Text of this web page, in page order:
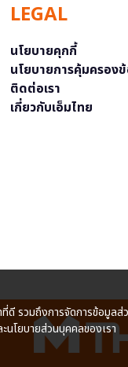
LEGAL
นโยบายคุกกี้
นโยบายการคุ้มครอง
ติดต่อเรา
เกี่ยวกับเอ็มไทย
ที่ดี รวมถึงการจัดการข้อมูล
นโยบายส่วนบุคคลของเรา